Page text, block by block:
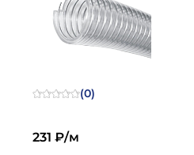
(0)
231 ₽/м